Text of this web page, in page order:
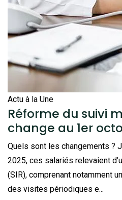
Actu à la Une
Réforme du suivi
change au 1er
Quels sont les changements ?
2025, ces salariés relevaient
(SIR), comprenant notamment
des visites périodiques e...